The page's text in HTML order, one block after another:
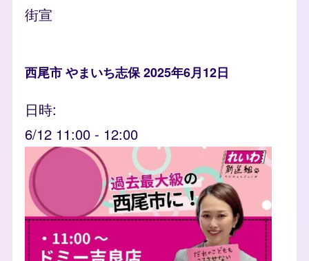
街宣
西尾市 やまいち志保 2025年6月12日
日時
6/12 11:00 - 12:00
event_banner
Image